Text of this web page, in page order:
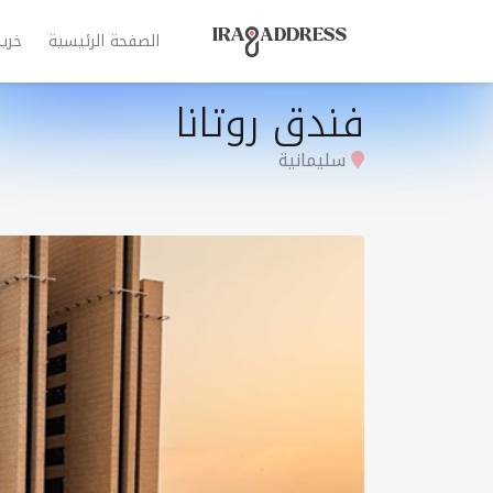
الصفحة الرئيسية
فندق روتانا
سليمانية